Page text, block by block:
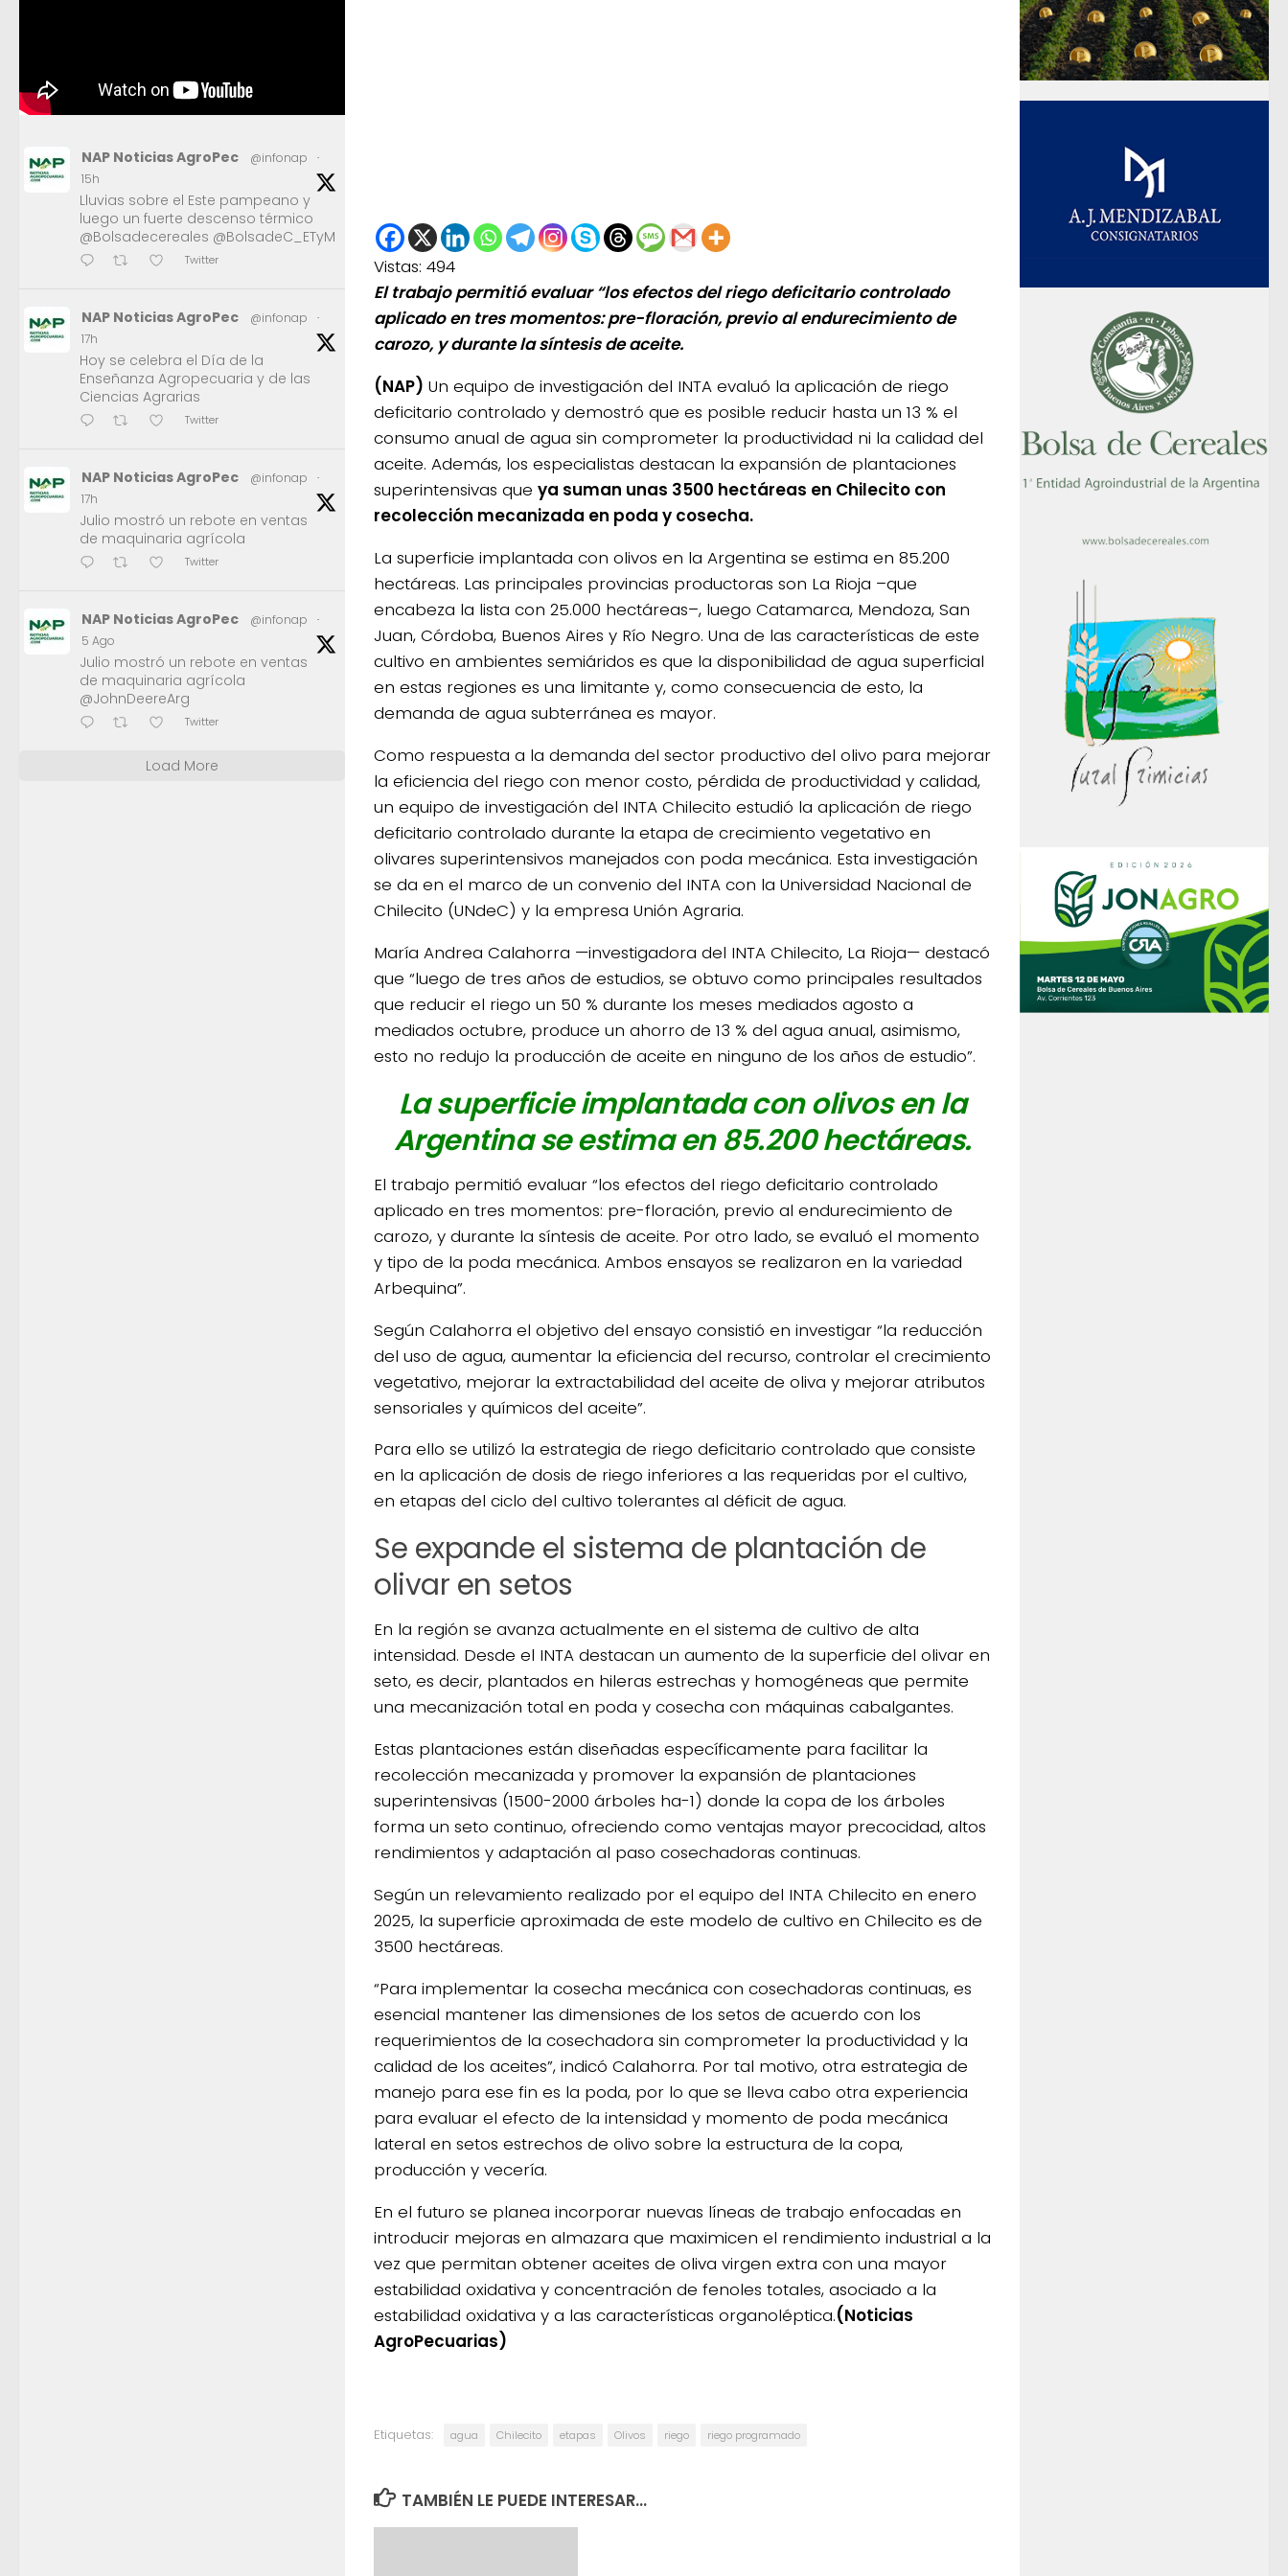
Vistas: 494
El trabajo permitió evaluar “los efectos del riego deficitario controlado
aplicado en tres momentos: pre-floración, previo al endurecimiento de
carozo, y durante la síntesis de aceite.
(NAP) Un equipo de investigación del INTA evaluó la aplicación de riego
deficitario controlado y demostró que es posible reducir hasta un 13 % el
consumo anual de agua sin comprometer la productividad ni la calidad del
aceite. Además, los especialistas destacan la expansión de plantaciones
superintensivas que ya suman unas 3500 hectáreas en Chilecito con
recolección mecanizada en poda y cosecha.
La superficie implantada con olivos en la Argentina se estima en 85.200
hectáreas. Las principales provincias productoras son La Rioja –que
encabeza la lista con 25.000 hectáreas–, luego Catamarca, Mendoza, San
Juan, Córdoba, Buenos Aires y Río Negro. Una de las características de este
cultivo en ambientes semiáridos es que la disponibilidad de agua superficial
en estas regiones es una limitante y, como consecuencia de esto, la
demanda de agua subterránea es mayor.
Como respuesta a la demanda del sector productivo del olivo para mejorar
la eficiencia del riego con menor costo, pérdida de productividad y calidad,
un equipo de investigación del INTA Chilecito estudió la aplicación de riego
deficitario controlado durante la etapa de crecimiento vegetativo en
olivares superintensivos manejados con poda mecánica. Esta investigación
se da en el marco de un convenio del INTA con la Universidad Nacional de
Chilecito (UNdeC) y la empresa Unión Agraria.
María Andrea Calahorra —investigadora del INTA Chilecito, La Rioja— destacó
que “luego de tres años de estudios, se obtuvo como principales resultados
que reducir el riego un 50 % durante los meses mediados agosto a
mediados octubre, produce un ahorro de 13 % del agua anual, asimismo,
esto no redujo la producción de aceite en ninguno de los años de estudio”.
La superficie implantada con olivos en la
Argentina se estima en 85.200 hectáreas.
El trabajo permitió evaluar “los efectos del riego deficitario controlado
aplicado en tres momentos: pre-floración, previo al endurecimiento de
carozo, y durante la síntesis de aceite. Por otro lado, se evaluó el momento
y tipo de la poda mecánica. Ambos ensayos se realizaron en la variedad
Arbequina”.
Según Calahorra el objetivo del ensayo consistió en investigar “la reducción
del uso de agua, aumentar la eficiencia del recurso, controlar el crecimiento
vegetativo, mejorar la extractabilidad del aceite de oliva y mejorar atributos
sensoriales y químicos del aceite”.
Para ello se utilizó la estrategia de riego deficitario controlado que consiste
en la aplicación de dosis de riego inferiores a las requeridas por el cultivo,
en etapas del ciclo del cultivo tolerantes al déficit de agua.
Se expande el sistema de plantación de
olivar en setos
En la región se avanza actualmente en el sistema de cultivo de alta
intensidad. Desde el INTA destacan un aumento de la superficie del olivar en
seto, es decir, plantados en hileras estrechas y homogéneas que permite
una mecanización total en poda y cosecha con máquinas cabalgantes.
Estas plantaciones están diseñadas específicamente para facilitar la
recolección mecanizada y promover la expansión de plantaciones
superintensivas (1500-2000 árboles ha-1) donde la copa de los árboles
forma un seto continuo, ofreciendo como ventajas mayor precocidad, altos
rendimientos y adaptación al paso cosechadoras continuas.
Según un relevamiento realizado por el equipo del INTA Chilecito en enero
2025, la superficie aproximada de este modelo de cultivo en Chilecito es de
3500 hectáreas.
“Para implementar la cosecha mecánica con cosechadoras continuas, es
esencial mantener las dimensiones de los setos de acuerdo con los
requerimientos de la cosechadora sin comprometer la productividad y la
calidad de los aceites”, indicó Calahorra. Por tal motivo, otra estrategia de
manejo para ese fin es la poda, por lo que se lleva cabo otra experiencia
para evaluar el efecto de la intensidad y momento de poda mecánica
lateral en setos estrechos de olivo sobre la estructura de la copa,
producción y vecería.
En el futuro se planea incorporar nuevas líneas de trabajo enfocadas en
introducir mejoras en almazara que maximicen el rendimiento industrial a la
vez que permitan obtener aceites de oliva virgen extra con una mayor
estabilidad oxidativa y concentración de fenoles totales, asociado a la
estabilidad oxidativa y a las características organoléptica.(Noticias
AgroPecuarias)
Etiquetas: agua Chilecito etapas Olivos riego riego programado
TAMBIÉN LE PUEDE INTERESAR...
NAP Noticias AgroPec @infonap
·
15h
Lluvias sobre el Este pampeano y
luego un fuerte descenso térmico
@Bolsadecereales @BolsadeC_ETyM
Twitter
NAP Noticias AgroPec @infonap
·
17h
Hoy se celebra el Día de la
Enseñanza Agropecuaria y de las
Ciencias Agrarias
Twitter
NAP Noticias AgroPec @infonap
·
17h
Julio mostró un rebote en ventas
de maquinaria agrícola
Twitter
NAP Noticias AgroPec @infonap
·
5 Ago
Julio mostró un rebote en ventas
de maquinaria agrícola
@JohnDeereArg
Twitter
Load More